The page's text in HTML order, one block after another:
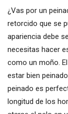
¿Vas por un
retorcido que se
apariencia debe
necesitas hacer
como un moño.
estar bien
peinado es
longitud de los